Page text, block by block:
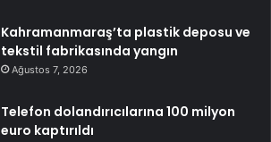
Kahramanmaraş’ta plastik deposu ve
tekstil fabrikasında yangın
Ağustos 7, 2026
Telefon dolandırıcılarına 100 milyon
euro kaptırıldı